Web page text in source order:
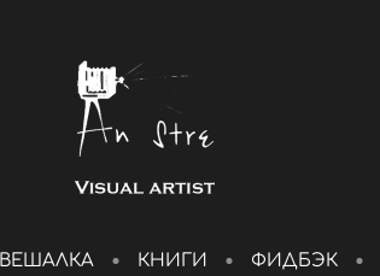
ВЕШАЛКА КНИГИ ФИДБЭК